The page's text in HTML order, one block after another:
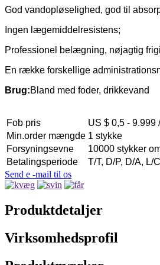
God vandopløselighed, god til
Ingen lægemiddelresistens;
Professionel belægning, nøjagtig
En række forskellige
Brug:Bland med foder, drikkevand
Fob pris
US $ 0,5 - 9.999
Min.order mængde 1 stykke
Forsyningsevne
10000 stykker
Betalingsperiode
T/T, D/P, D/A, L/C
Send e -mail til os
Produktdetaljer
Virksomhedsprofil